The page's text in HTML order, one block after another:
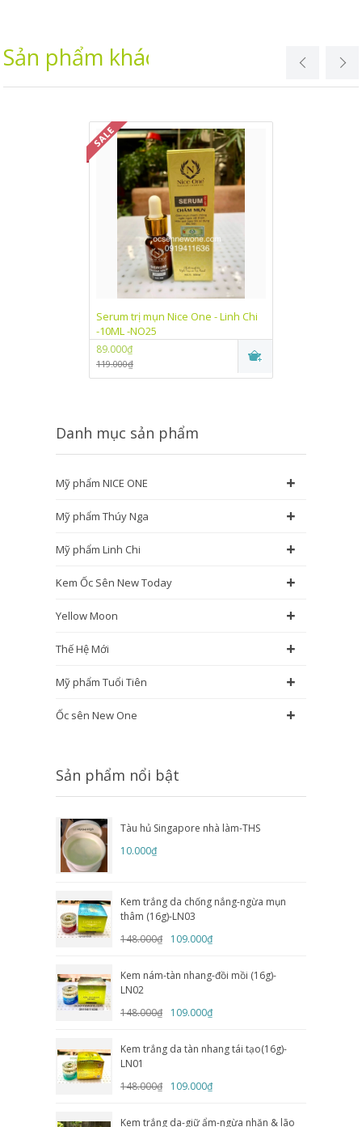
Sản phẩm khác
Serum trị mụn Nice One - Linh Chi
-10ML -NO25
89.000₫
119.000₫
Danh mục sản phẩm
Mỹ phẩm NICE ONE +
Mỹ phẩm Thúy Nga +
Mỹ phẩm Linh Chi +
Kem Ốc Sên New Today +
Yellow Moon +
Thế Hệ Mới +
Mỹ phẩm Tuổi Tiên +
Ốc sên New One +
Sản phẩm nổi bật
Tàu hủ Singapore nhà làm-THS
10.000₫
Kem trắng da chống nắng-ngừa mụn
thâm (16g)-LN03
148.000₫
109.000₫
Kem nám-tàn nhang-đồi mồi (16g)-
LN02
148.000₫
109.000₫
Kem trắng da tàn nhang tái tạo(16g)-
LN01
148.000₫
109.000₫
Kem trắng da-giữ ẩm-ngừa nhăn & lão